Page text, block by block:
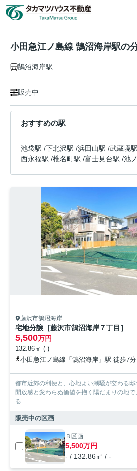
タカマツハウス物件
その他の仲介物件はこちら
タカマツハウス分譲物件のご案
は、タカマツハウス不動産株式
対応いたします。
お問い合わせ
小田急江ノ島線 鵠沼海岸駅の
鵠沼海岸駅
販売中
おすすめの駅
池袋駅 /下北沢駅 /浜田山駅 /武蔵境駅
西永福駅 /椎名町駅 /富士見台駅 /池
1件 1 戸
藤沢市鵠沼海岸
宅地分譲［藤沢市鵠沼海岸７丁目］
5,500万円
132.86㎡ (-)
小田急江ノ島線「鵠沼海岸」駅 徒歩7分
都市近郊の利便と、心地よい潮騒が交わる邸
開放感と変わらぬ価値を抱く陽だまりの地で
る
販売中の区画
Ｂ区画
5,500万円
- / 132.86㎡ / -